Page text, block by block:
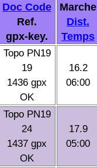
Doc Code
Ref.
gpx-key.
Marche
Dist.
Temps
Topo PN19
19
1436 gpx
OK
16.2
06:00
Topo PN19
24
1437 gpx
OK
17.9
05:00